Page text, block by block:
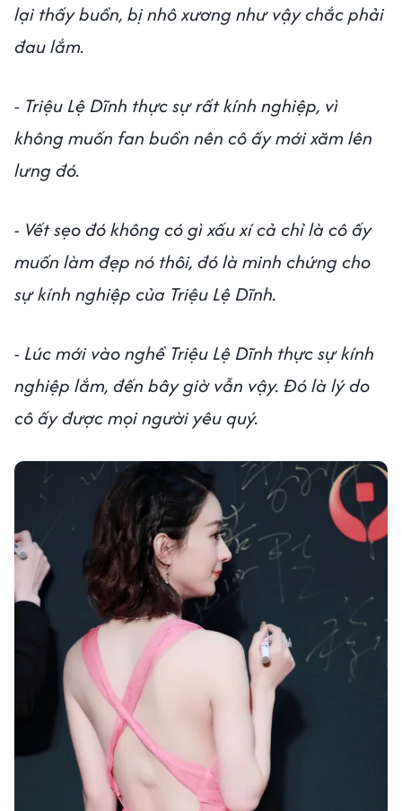
lại thấy buồn, bị nhô xương như vậy chắc phải
đau lắm.
- Triệu Lệ Dĩnh thực sự rất kính nghiệp, vì
không muốn fan buồn nên cô ấy mới xăm lên
lưng đó.
- Vết sẹo đó không có gì xấu xí cả chỉ là cô ấy
muốn làm đẹp nó thôi, đó là minh chứng cho
sự kính nghiệp của Triệu Lệ Dĩnh.
- Lúc mới vào nghề Triệu Lệ Dĩnh thực sự kính
nghiệp lắm, đến bây giờ vẫn vậy. Đó là lý do
cô ấy được mọi người yêu quý.